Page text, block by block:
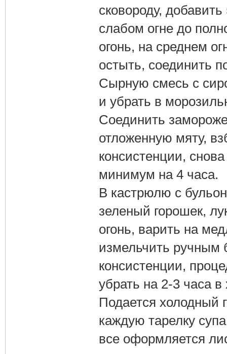
сковороду,
слабом огне до
огонь, на среднем
остыть, соединить
Сырную смесь с
и убрать в
Соединить
отложенную мяту,
консистенции,
минимум на 4 часа.
В кастрюлю с
зеленый горошек,
огонь, варить на
измельчить ручным
консистенции,
убрать на 2-3 часа в
Подается холодный
каждую тарелку
все оформляется